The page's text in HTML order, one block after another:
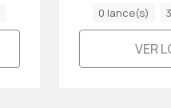
0 lance(s)
VER